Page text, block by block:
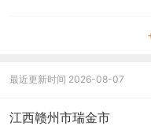
最近更新时间 2026-08-07
江西赣州市瑞金市